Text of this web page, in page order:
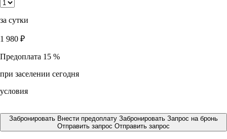
за сутки
1 980 ₽
Предоплата 15 %
при заселении сегодня
условия
Забронировать Внести предоплату Забронировать Запрос на бронь
Отправить запрос Отправить запрос